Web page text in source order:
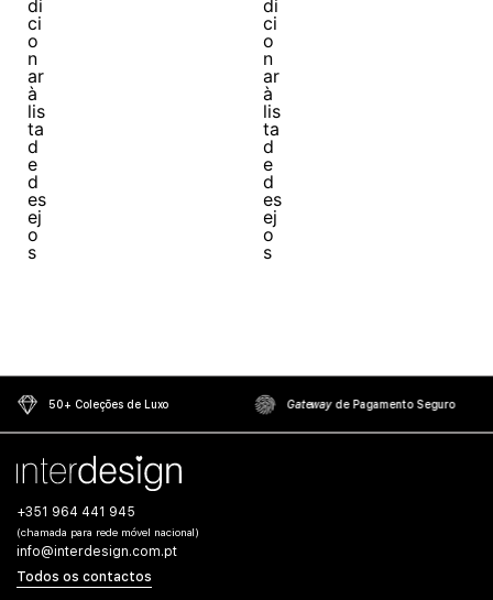
50+ Coleções de Luxo Gatewayde Pagamento Seguro
+351 964 441 945
(chamada para rede móvel nacional)
info@interdesign.com.pt
Todos os contactos